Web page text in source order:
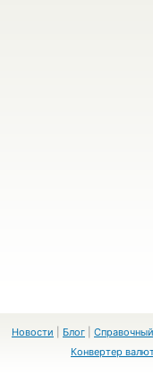
Новости Блог
Конвертер